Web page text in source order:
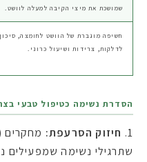
שמושכת את מיצי הקיבה למעלה לוושט.
חשיפה מוגברת של הוושט לחומצה, סיכון
לדלקות, צרידות ושיעול כרוני.
הסדרת נשימה כטיפול טבעי
חיזוק הסרעפת:
שתרגילי נשימה